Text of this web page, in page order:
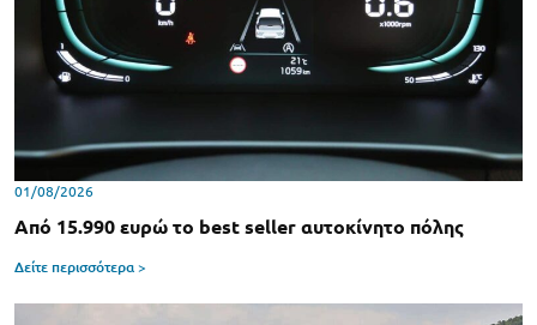
01/08/2026
Από 15.990 ευρώ το best seller αυτοκίνητο πόλης
Δείτε περισσότερα >